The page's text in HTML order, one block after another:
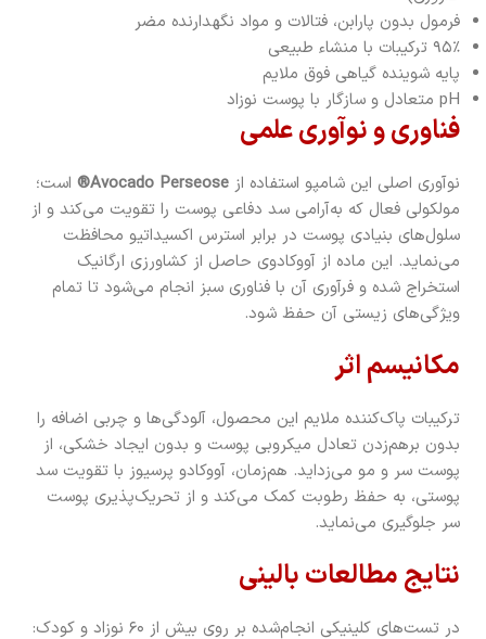
فرمول بدون پارابن، فتالات و مواد نگهدارنده مضر
۹۵٪ ترکیبات با منشاء طبیعی
پایه شوینده گیاهی فوق ملایم
pH متعادل و سازگار با پوست نوزاد
فناوری و نوآوری علمی
نوآوری اصلی این شامپو استفاده از Avocado Perseose®
است؛
مولکولی فعال که به‌آرامی سد دفاعی پوست را تقویت می‌کند و از
سلول‌های بنیادی پوست در برابر استرس اکسیداتیو محافظت
می‌نماید. این ماده از آووکادوی حاصل از کشاورزی ارگانیک
استخراج شده و فرآوری آن با فناوری سبز انجام می‌شود تا تمام
ویژگی‌های زیستی آن حفظ شود.
مکانیسم اثر
ترکیبات پاک‌کننده ملایم این محصول، آلودگی‌ها و چربی اضافه را
بدون برهم‌زدن تعادل میکروبی پوست و بدون ایجاد خشکی، از
پوست سر و مو می‌زداید. هم‌زمان، آووکادو پرسیوز با تقویت سد
پوستی، به حفظ رطوبت کمک می‌کند و از تحریک‌پذیری پوست
سر جلوگیری می‌نماید.
نتایج مطالعات بالینی
در تست‌های کلینیکی انجام‌شده بر روی بیش از ۶۰ نوزاد و کودک: